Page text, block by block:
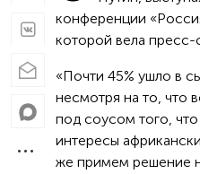
конференции
которой вела пресс-
«Почти 45% ушло в
несмотря на то, что
под соусом того,
интересы
же примем решение